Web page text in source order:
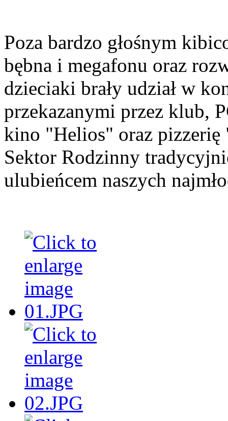
Poza bardzo głośnym
bębna i megafonu oraz
dzieciaki brały udział w
przekazanymi przez klub,
kino "Helios" oraz
Sektor Rodzinny
ulubieńcem naszych